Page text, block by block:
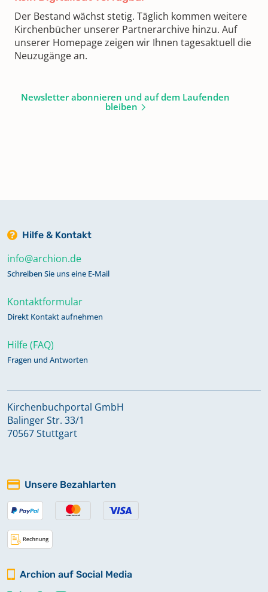
Der Bestand wächst stetig. Täglich kommen weitere
Kirchenbücher unserer Partnerarchive hinzu. Auf
unserer Homepage zeigen wir Ihnen tagesaktuell die
Neuzugänge an.
Newsletter abonnieren und auf dem Laufenden
bleiben
Hilfe & Kontakt
info@archion.de
Schreiben Sie uns eine E-Mail
Kontaktformular
Direkt Kontakt aufnehmen
Hilfe (FAQ)
Fragen und Antworten
Kirchenbuchportal GmbH
Balinger Str. 33/1
70567 Stuttgart
Unsere Bezahlarten
Archion auf Social Media